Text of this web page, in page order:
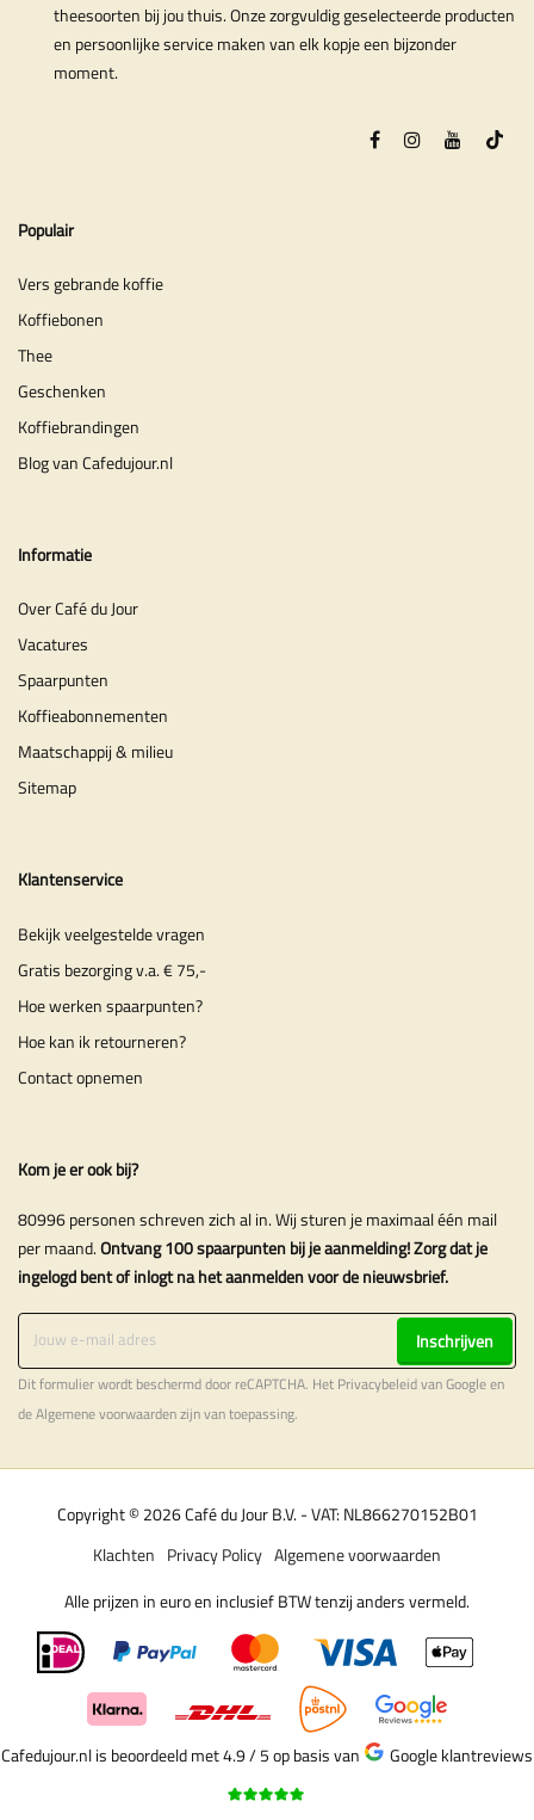
theesoorten bij jou thuis. Onze zorgvuldig geselecteerde producten
en persoonlijke service maken van elk kopje een bijzonder
moment.
Populair
Vers gebrande koffie
Koffiebonen
Thee
Geschenken
Koffiebrandingen
Blog van Cafedujour.nl
Informatie
Over Café du Jour
Vacatures
Spaarpunten
Koffieabonnementen
Maatschappij & milieu
Sitemap
Klantenservice
Bekijk veelgestelde vragen
Gratis bezorging v.a. € 75,-
Hoe werken spaarpunten?
Hoe kan ik retourneren?
Contact opnemen
Kom je er ook bij?
80996 personen schreven zich al in. Wij sturen je maximaal één mail
per maand.Ontvang 100 spaarpunten bij je aanmelding! Zorg dat je
ingelogd bent of inlogt na het aanmelden voor de nieuwsbrief.
Inschrijven
Dit formulier wordt beschermd door reCAPTCHA. Het Privacybeleidvan Google en
deAlgemene voorwaardenzijn van toepassing.
Copyright © 2026 Café du Jour B.V. - VAT: NL866270152B01
Algemene voorwaarden
Privacy Policy
Klachten
Alle prijzen in euro en inclusief BTW tenzij anders vermeld.
Cafedujour.nl is beoordeeld met 4.9 / 5op basis van Google klantreviews